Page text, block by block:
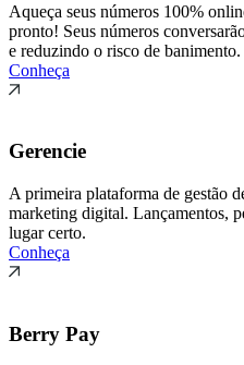
Aqueça seus números 100%
pronto! Seus números
e reduzindo o risco de banimento.
Conheça
Gerencie
A primeira plataforma de gestão
marketing digital. Lançamentos,
lugar certo.
Conheça
Berry Pay